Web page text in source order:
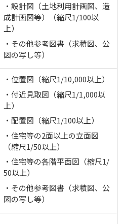
・設計図（土地利用計画図、造
成計画図等）（縮尺1/100以
上）
・その他参考図書（求積図、公
図の写し等）
・位置図（縮尺1/10,000以上）
・付近見取図（縮尺1/1,000以
上）
・配置図（縮尺1/100以上）
・住宅等の2面以上の立面図
（縮尺1/50以上）
・住宅等の各階平面図（縮尺1/
50以上）
・その他参考図書（求積図、公
図の写し等）